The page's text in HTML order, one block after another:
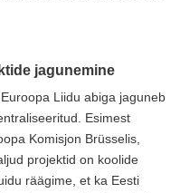
jagunemine
Liidu abiga jaguneb
Esimest
Komisjon Brüsselis,
projektid on koolide
räägime, et ka Eesti